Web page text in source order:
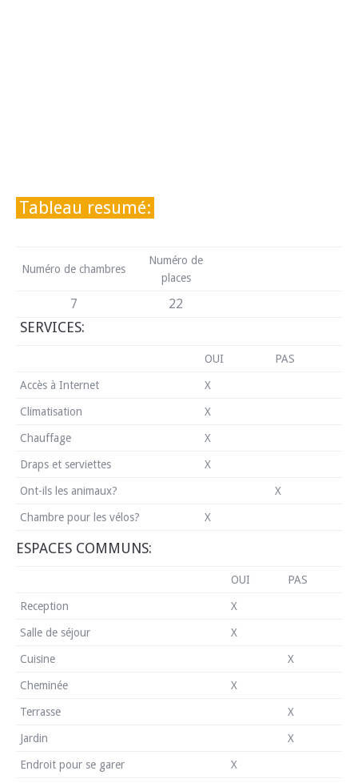
Tableau resumé:
Numéro de chambres
Numéro de
places
7 22
SERVICES:
OUI PAS
Accès à Internet X
Climatisation X
Chauffage X
Draps et serviettes X
Ont-ils les animaux? X
Chambre pour les vélos? X
ESPACES COMMUNS:
OUI PAS
Reception X
Salle de séjour X
Cuisine X
Cheminée X
Terrasse X
Jardin X
Endroit pour se garer X